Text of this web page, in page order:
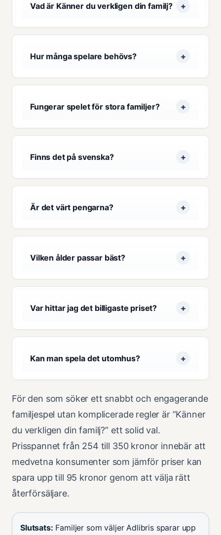
Vad är Känner du verkligen din familj?
Hur många spelare behövs?
Fungerar spelet för stora familjer?
Finns det på svenska?
Är det värt pengarna?
Vilken ålder passar bäst?
Var hittar jag det billigaste priset?
Kan man spela det utomhus?
För den som söker ett snabbt och engagerande
familjespel utan komplicerade regler är ”Känner
du verkligen din familj?” ett solid val.
Prisspannet från 254 till 350 kronor innebär att
medvetna konsumenter som jämför priser kan
spara upp till 95 kronor genom att välja rätt
återförsäljare.
Slutsats: Familjer som väljer Adlibris sparar upp